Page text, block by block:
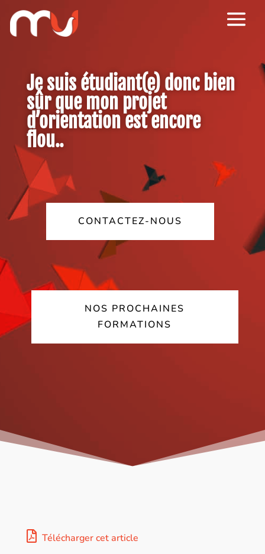
Je suis étudiant(e) donc bien
sûr que mon projet
d’orientation est encore
flou..
CONTACTEZ-NOUS
NOS PROCHAINES
FORMATIONS
Télécharger cet article